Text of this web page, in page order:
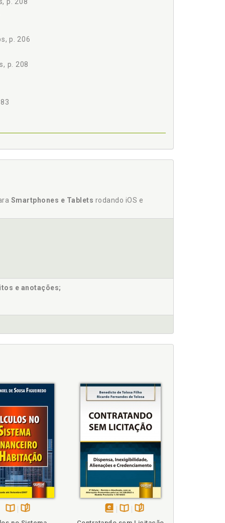
p. 208
p. 206
p. 208
135
do aluguel, p. 171
de formulários, p. 208
Smartphones e Tablets rodando iOS e
e anotações;
disponível páginas